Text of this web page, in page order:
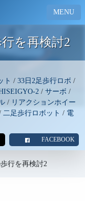
MENU
行を再検討2
ト / 33日2足歩行ロボ /
2 / サーボ /
/ リアクションホイー
二足歩行ロボット / 電
FACEBOOK
行を再検討2